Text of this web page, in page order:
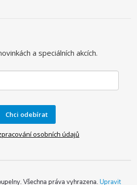
a speciálních akcích.
Chci odebírat
osobních údajů
. Všechna práva vyhrazena. Upravit